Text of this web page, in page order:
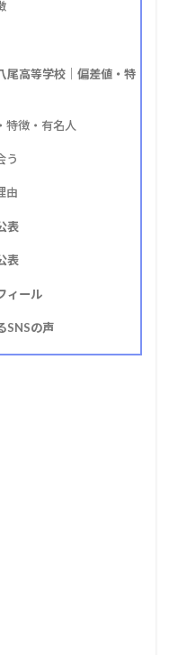
尾高等学校｜偏差値・特
特徴・有名人
う
由
表
表
ィール
SNSの声